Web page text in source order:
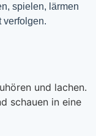
spielen, lärmen
verfolgen.